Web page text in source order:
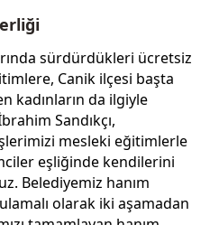
sürdürdükleri ücretsiz
Canik ilçesi başta
kadınların da ilgiyle
Sandıkçı,
mesleki eğitimlerle
eşliğinde kendilerini
Belediyemiz hanım
olarak iki aşamadan